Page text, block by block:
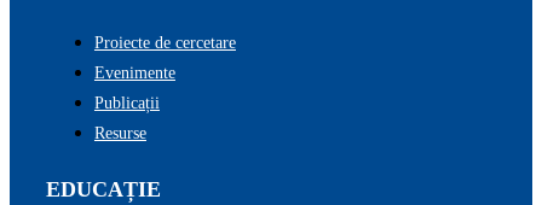
Proiecte de cercetare
Evenimente
Publicații
Resurse
EDUCAȚIE